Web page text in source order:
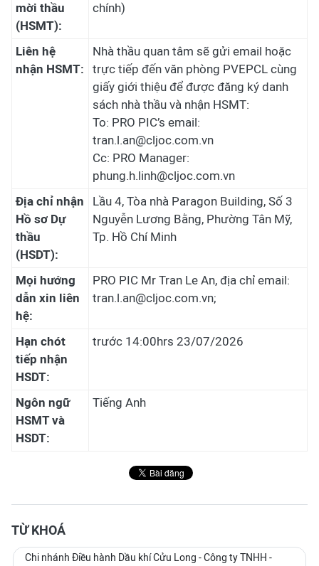
mời thầu
(HSMT):
chính)
Liên hệ
nhận HSMT:
Nhà thầu quan tâm sẽ gửi email hoặc
trực tiếp đến văn phòng PVEPCL cùng
giấy giới thiệu để được đăng ký danh
sách nhà thầu và nhận HSMT:
To: PRO PIC’s email:
tran.l.an@cljoc.com.vn
Cc: PRO Manager:
phung.h.linh@cljoc.com.vn
Địa chỉ nhận
Hồ sơ Dự
thầu
(HSDT):
Lầu 4, Tòa nhà Paragon Building, Số 3
Nguyễn Lương Bằng, Phường Tân Mỹ,
Tp. Hồ Chí Minh
Mọi hướng
dẫn xin liên
hệ:
PRO PIC Mr Tran Le An, địa chỉ email:
tran.l.an@cljoc.com.vn;
Hạn chót
tiếp nhận
HSDT:
trước 14:00hrs 23/07/2026
Ngôn ngữ
HSMT và
HSDT:
Tiếng Anh
TỪ KHOÁ
Chi nhánh Điều hành Dầu khí Cửu Long - Công ty TNHH -